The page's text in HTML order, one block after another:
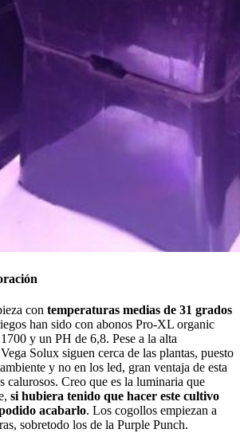
con temperaturas medias de 31 grados
han sido con abonos Pro-XL organic
y un PH de 6,8. Pese a la alta
Solux siguen cerca de las plantas, puesto
y no en los led, gran ventaja de esta
calurosos. Creo que es la luminaria que
si hubiera tenido que hacer este cultivo
acabarlo. Los cogollos empiezan a
sobretodo los de la Purple Punch.